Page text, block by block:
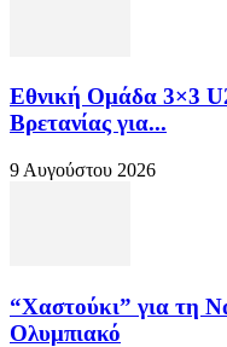
Εθνική Ομάδα 3×3
Βρετανίας για...
9 Αυγούστου 2026
“Χαστούκι” για τη
Ολυμπιακό